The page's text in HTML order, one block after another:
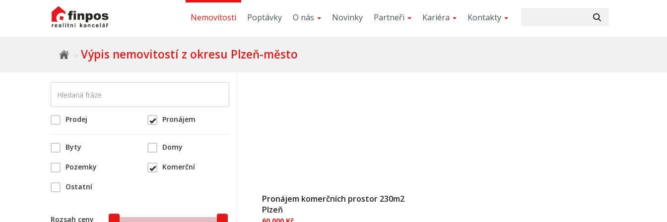
Nemovitosti Poptávky O nás Novinky Partneři Kariéra Kontakty
Výpis nemovitostí z okresu Plzeň-město
Prodej Pronájem
Byty Domy
Pozemky Komerční
Ostatní
Rozsah ceny
Pronájem komerčních prostor 230m2
Plzeň